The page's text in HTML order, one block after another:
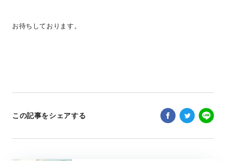
お待ちしております。
この記事をシェアする